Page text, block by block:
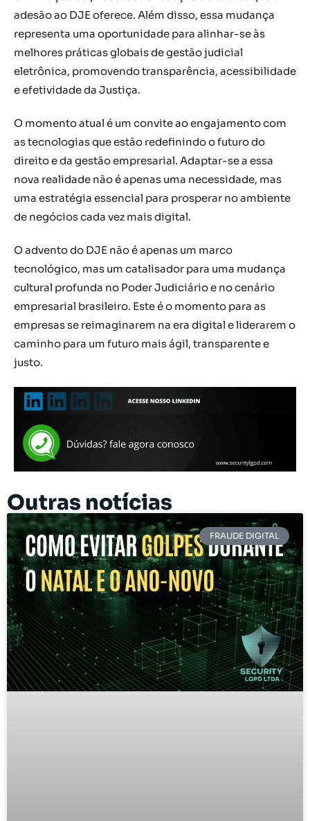
adesão ao DJE oferece. Além disso, essa mudança
representa uma oportunidade para alinhar-se às
melhores práticas globais de gestão judicial
eletrônica, promovendo transparência, acessibilidade
e efetividade da Justiça.
O momento atual é um convite ao engajamento com
as tecnologias que estão redefinindo o futuro do
direito e da gestão empresarial. Adaptar-se a essa
nova realidade não é apenas uma necessidade, mas
uma estratégia essencial para prosperar no ambiente
de negócios cada vez mais digital.
O advento do DJE não é apenas um marco
tecnológico, mas um catalisador para uma mudança
cultural profunda no Poder Judiciário e no cenário
empresarial brasileiro. Este é o momento para as
empresas se reimaginarem na era digital e liderarem o
caminho para um futuro mais ágil, transparente e
justo.
Outras notícias
FRAUDE DIGITAL